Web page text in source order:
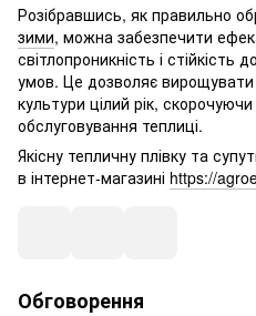
Розібравшись, як правильно
зими, можна забезпечити
світлопроникність і стійкість
умов. Це дозволяє вирощувати
культури цілий рік,
обслуговування теплиці.
Якісну тепличну плівку та
в інтернет-магазині https://
Обговорення